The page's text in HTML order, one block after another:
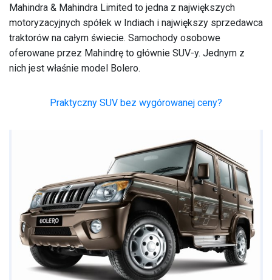
Mahindra & Mahindra Limited to jedna z największych
motoryzacyjnych spółek w Indiach i największy sprzedawca
traktorów na całym świecie. Samochody osobowe
oferowane przez Mahindrę to głównie SUV-y. Jednym z
nich jest właśnie model Bolero.
Praktyczny SUV bez wygórowanej ceny?